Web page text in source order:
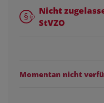
Nicht
StVZO
Momentan nicht